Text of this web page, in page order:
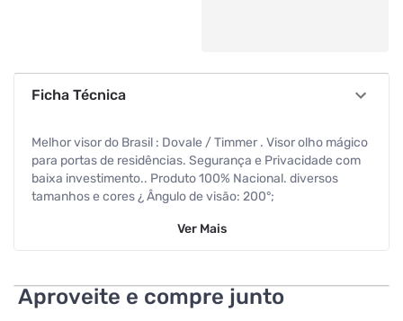
Ficha Técnica
Melhor visor do Brasil : Dovale / Timmer . Visor olho mágico
para portas de residências. Segurança e Privacidade com
baixa investimento.. Produto 100% Nacional. diversos
tamanhos e cores ¿ Ângulo de visão: 200°;
¿ Material: latão polido; ¿ lente nitida ¿ Fácil instalação:
Ver Mais
Aproveite e compre junto